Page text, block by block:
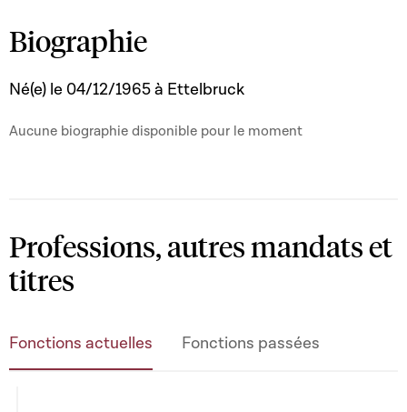
10/10/2024 - aujourd'hui
11/07/2024 - aujourd'hui
Membre -Commission "Toutes les Commissions
Biographie
Né(e) le 04/12/1965 à Ettelbruck
Aucune biographie disponible pour le moment
Professions, autres mandats et
titres
Fonctions actuelles Fonctions passées